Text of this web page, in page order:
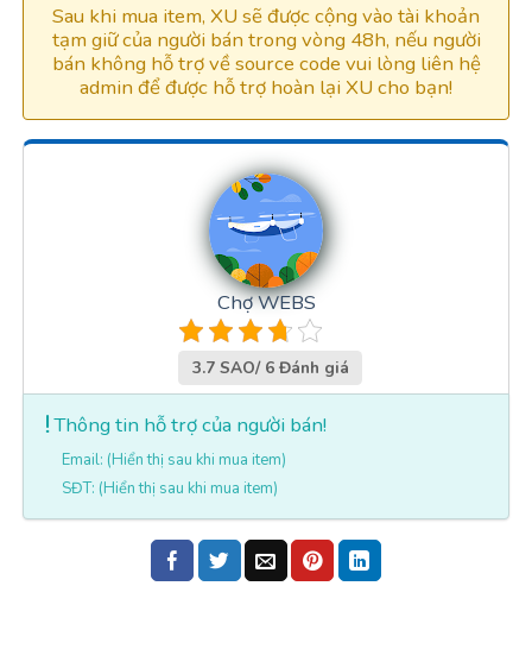
Sau khi mua item, XU sẽ được cộng vào tài khoản
tạm giữ của người bán trong vòng 48h, nếu người
bán không hỗ trợ về source code vui lòng liên hệ
admin để được hỗ trợ hoàn lại XU cho bạn!
Chợ WEBS
3.7 SAO/ 6 Đánh giá
Thông tin hỗ trợ của người bán!
Email: (Hiển thị sau khi mua item)
SĐT: (Hiển thị sau khi mua item)